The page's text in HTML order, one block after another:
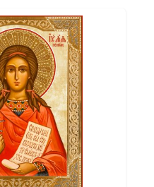
можно
выбрать
на
странице
товара.